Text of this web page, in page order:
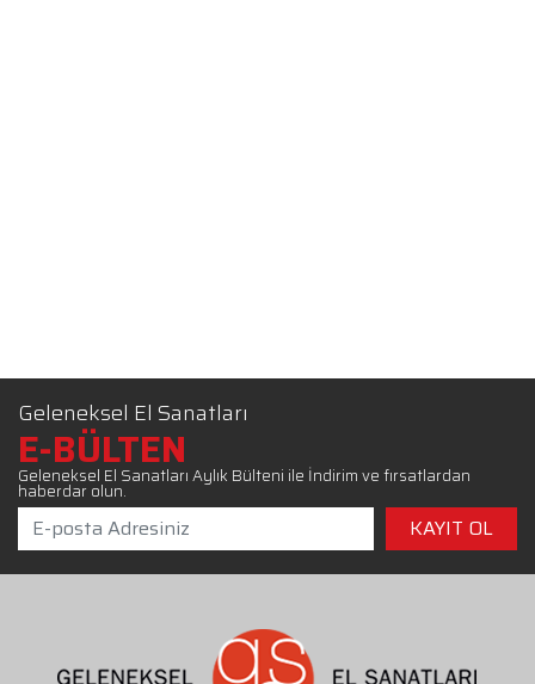
Geleneksel El Sanatları
E-BÜLTEN
Geleneksel El Sanatları Aylık Bülteni ile İndirim ve fırsatlardan
haberdar olun.